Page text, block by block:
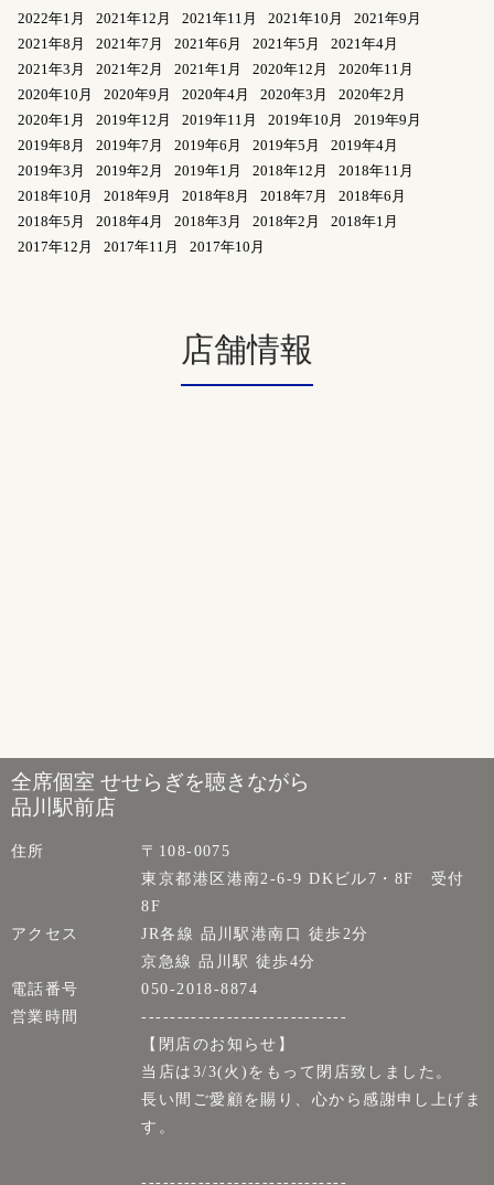
2022年1月
2021年12月 2021年11月 2021年10月
2021年9月
2021年8月
2021年7月 2021年6月 2021年5月
2021年4月
2021年3月
2021年2月 2021年1月 2020年12月
2020年11月
2020年10月
2020年9月 2020年4月 2020年3月
2020年2月
2020年1月
2019年12月 2019年11月 2019年10月
2019年9月
2019年8月
2019年7月 2019年6月 2019年5月
2019年4月
2019年3月
2019年2月 2019年1月 2018年12月
2018年11月
2018年10月
2018年9月 2018年8月 2018年7月
2018年6月
2018年5月
2018年4月 2018年3月 2018年2月
2018年1月
2017年12月
2017年11月 2017年10月
店舗情報
全席個室 せせらぎを聴きながら
品川駅前店
住所
〒108-0075
東京都港区港南2-6-9 DKビル7・8F 受付
8F
アクセス
JR各線 品川駅港南口 徒歩2分
京急線 品川駅 徒歩4分
電話番号
050-2018-8874
営業時間
-----------------------------
【閉店のお知らせ】
当店は3/3(火)をもって閉店致しました。
長い間ご愛顧を賜り、心から感謝申し上げま
す。